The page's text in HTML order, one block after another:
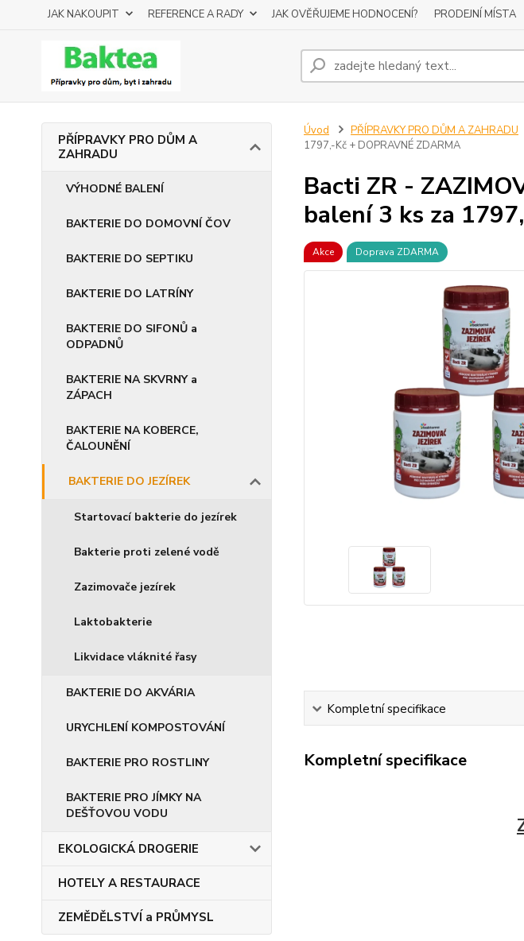
JAK NAKOUPIT REFERENCE A RADY JAK OVĚŘUJEME HODNOCENÍ? PRODEJNÍ MÍSTA
PŘÍPRAVKY PRO DŮM A
ZAHRADU
VÝHODNÉ BALENÍ
BAKTERIE DO DOMOVNÍ ČOV
BAKTERIE DO SEPTIKU
BAKTERIE DO LATRÍNY
BAKTERIE DO SIFONŮ a
ODPADNŮ
BAKTERIE NA SKVRNY a
ZÁPACH
BAKTERIE NA KOBERCE,
ČALOUNĚNÍ
BAKTERIE DO JEZÍREK
Startovací bakterie do jezírek
Bakterie proti zelené vodě
Zazimovače jezírek
Laktobakterie
Likvidace vláknité řasy
BAKTERIE DO AKVÁRIA
URYCHLENÍ KOMPOSTOVÁNÍ
BAKTERIE PRO ROSTLINY
BAKTERIE PRO JÍMKY NA
DEŠŤOVOU VODU
EKOLOGICKÁ DROGERIE
HOTELY A RESTAURACE
ZEMĚDĚLSTVÍ a PRŮMYSL
Úvod PŘÍPRAVKY PRO DŮM A ZAHRADU
1797,-Kč + DOPRAVNÉ ZDARMA
Bacti ZR -
balení 3 ks za
Akce Doprava ZDARMA
Kompletní specifikace
Kompletní specifikace